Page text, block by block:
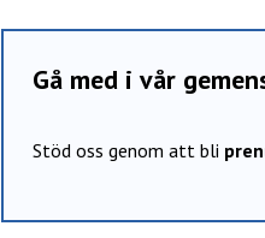
Gå med i vår
Stöd oss genom att bli